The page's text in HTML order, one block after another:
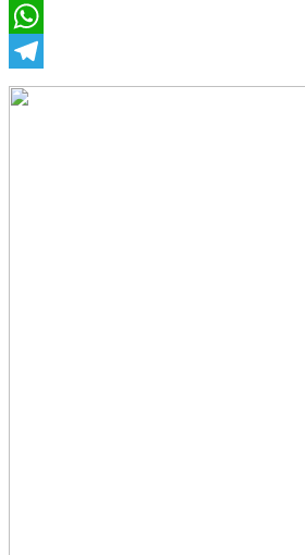
Twitter
WhatsApp
Telegram